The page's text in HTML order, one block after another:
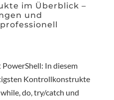
im Überblick –
und
In diesem
Kontrollkonstrukte
do, try/catch und